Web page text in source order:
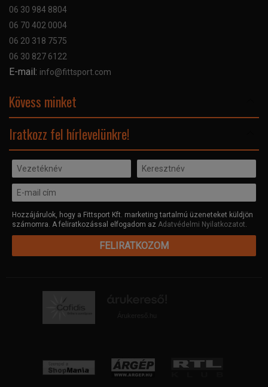
Elismeréseink és díjaink
Adatvédelmi nyilatkozat
06 30 984 8804
06 70 402 0004
06 20 318 7575
06 30 827 6122
E-mail: info@fittsport.com
Kövess minket
Iratkozz fel hírlevelünkre!
Hozzájárulok, hogy a Fittsport Kft. marketing tartalmú üzeneteket küldjön
számomra. A feliratkozással elfogadom az Adatvédelmi Nyilatkozatot
FELIRATKOZOM